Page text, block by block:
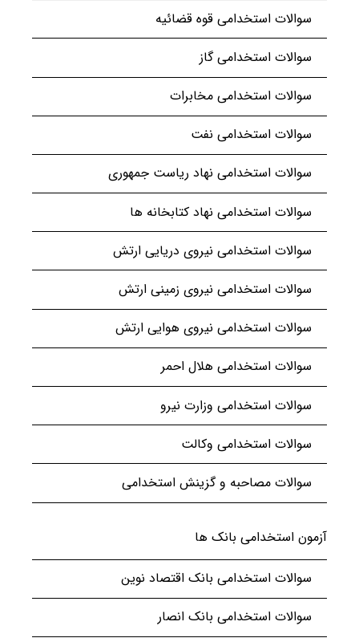
سوالات استخدامی قوه قضائیه
سوالات استخدامی گاز
سوالات استخدامی مخابرات
سوالات استخدامی نفت
سوالات استخدامی نهاد ریاست جمهوری
سوالات استخدامی نهاد کتابخانه ها
سوالات استخدامی نیروی دریایی ارتش
سوالات استخدامی نیروی زمینی ارتش
سوالات استخدامی نیروی هوایی ارتش
سوالات استخدامی هلال احمر
سوالات استخدامی وزارت نیرو
سوالات استخدامی وکالت
سوالات مصاحبه و گزینش استخدامی
آزمون استخدامی بانک ها
سوالات استخدامی بانک اقتصاد نوین
سوالات استخدامی بانک انصار